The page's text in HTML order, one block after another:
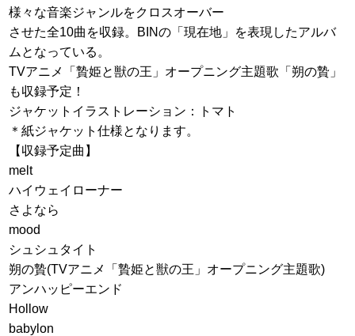
様々な音楽ジャンルをクロスオーバー
させた全10曲を収録。BINの「現在地」を表現したアルバ
ムとなっている。
TVアニメ「贄姫と獣の王」オープニング主題歌「朔の贄」
も収録予定！
ジャケットイラストレーション：トマト
＊紙ジャケット仕様となります。
【収録予定曲】
melt
ハイウェイローナー
さよなら
mood
シュシュタイト
朔の贄(TVアニメ「贄姫と獣の王」オープニング主題歌)
アンハッピーエンド
Hollow
babylon